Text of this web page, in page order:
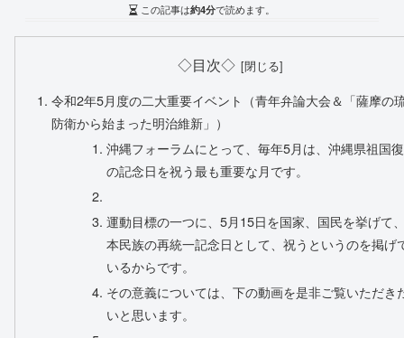
この記事は約4分で読めます。
◇目次◇
令和2年5月度の二大重要イベント（青年弁論大会＆「薩摩の
防衛から始まった明治維新」）
沖縄フォーラムにとって、毎年5月は、沖縄県祖国
の記念日を祝う最も重要な月です。
運動目標の一つに、5月15日を国家、国民を挙げて
本民族の再統一記念日として、祝うというのを掲げ
いるからです。
その意義については、下の動画を是非ご覧いただき
いと思います。